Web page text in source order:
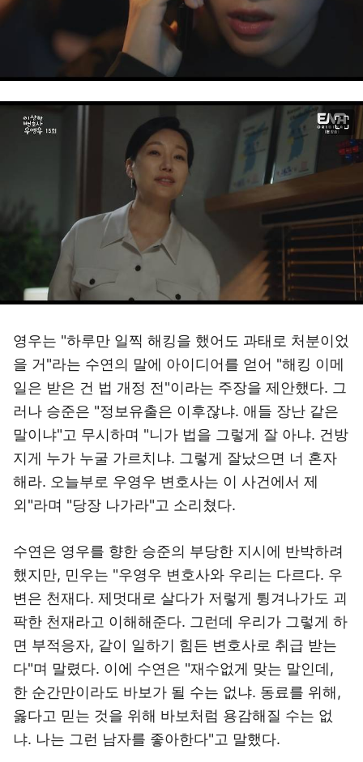
영우는 "하루만 일찍 해킹을 했어도 과태로 처분이었
을 거"라는 수연의 말에 아이디어를 얻어 "해킹 이메
일은 받은 건 법 개정 전"이라는 주장을 제안했다. 그
러나 승준은 "정보유출은 이후잖냐. 애들 장난 같은
말이냐"고 무시하며 "니가 법을 그렇게 잘 아냐. 건방
지게 누가 누굴 가르치냐. 그렇게 잘났으면 너 혼자
해라. 오늘부로 우영우 변호사는 이 사건에서 제
외"라며 "당장 나가라"고 소리쳤다.
수연은 영우를 향한 승준의 부당한 지시에 반박하려
했지만, 민우는 "우영우 변호사와 우리는 다르다. 우
변은 천재다. 제멋대로 살다가 저렇게 튕겨나가도 괴
팍한 천재라고 이해해준다. 그런데 우리가 그렇게 하
면 부적응자, 같이 일하기 힘든 변호사로 취급 받는
다"며 말렸다. 이에 수연은 "재수없게 맞는 말인데,
한 순간만이라도 바보가 될 수는 없냐. 동료를 위해,
옳다고 믿는 것을 위해 바보처럼 용감해질 수는 없
냐. 나는 그런 남자를 좋아한다"고 말했다.